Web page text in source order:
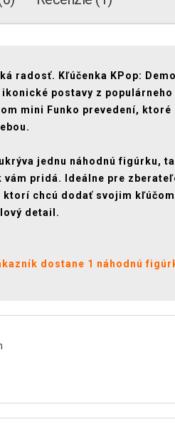
radosť. Kľúčenka KPop:
ikonické postavy z populárneho
mini Funko prevedení, ktoré
jednu náhodnú figúrku,
vám pridá. Ideálne pre
ktorí chcú dodať svojim
detail.
dostane 1 náhodnú